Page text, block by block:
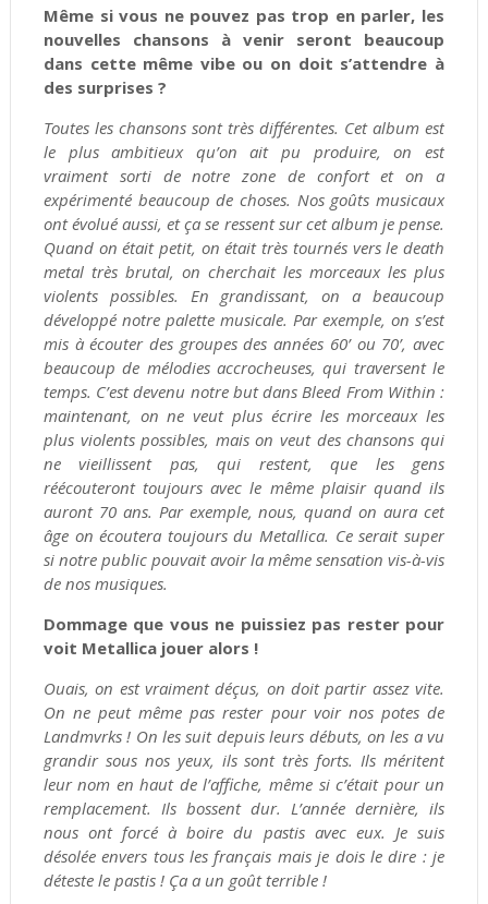
Même si vous ne pouvez pas trop en parler, les
nouvelles chansons à venir seront beaucoup
dans cette même vibe ou on doit s’attendre à
des surprises ?
Toutes les chansons sont très différentes. Cet album est
le plus ambitieux qu’on ait pu produire, on est
vraiment sorti de notre zone de confort et on a
expérimenté beaucoup de choses. Nos goûts musicaux
ont évolué aussi, et ça se ressent sur cet album je pense.
Quand on était petit, on était très tournés vers le death
metal très brutal, on cherchait les morceaux les plus
violents possibles. En grandissant, on a beaucoup
développé notre palette musicale. Par exemple, on s’est
mis à écouter des groupes des années 60’ ou 70’, avec
beaucoup de mélodies accrocheuses, qui traversent le
temps. C’est devenu notre but dans Bleed From Within :
maintenant, on ne veut plus écrire les morceaux les
plus violents possibles, mais on veut des chansons qui
ne vieillissent pas, qui restent, que les gens
réécouteront toujours avec le même plaisir quand ils
auront 70 ans. Par exemple, nous, quand on aura cet
âge on écoutera toujours du Metallica. Ce serait super
si notre public pouvait avoir la même sensation vis-à-vis
de nos musiques.
Dommage que vous ne puissiez pas rester pour
voit Metallica jouer alors !
Ouais, on est vraiment déçus, on doit partir assez vite.
On ne peut même pas rester pour voir nos potes de
Landmvrks ! On les suit depuis leurs débuts, on les a vu
grandir sous nos yeux, ils sont très forts. Ils méritent
leur nom en haut de l’affiche, même si c’était pour un
remplacement. Ils bossent dur. L’année dernière, ils
nous ont forcé à boire du pastis avec eux. Je suis
désolée envers tous les français mais je dois le dire : je
déteste le pastis ! Ça a un goût terrible !